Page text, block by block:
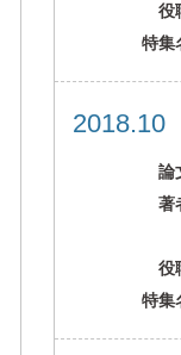
役
特集
論
著
役
特集